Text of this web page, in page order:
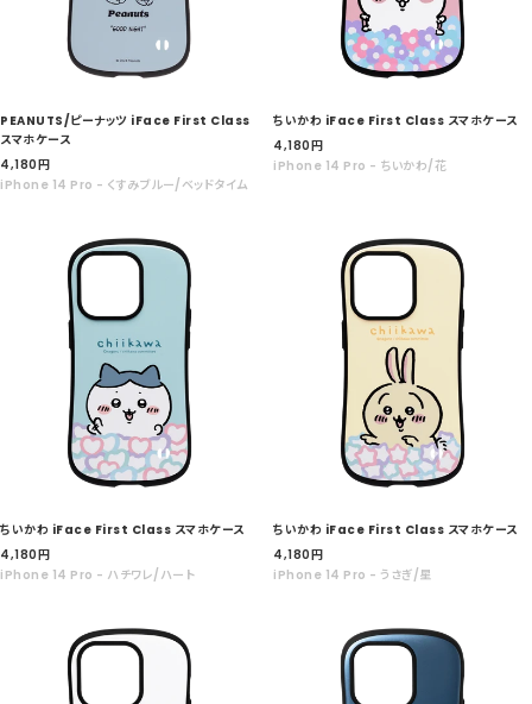
PEANUTS/ピーナッツ iFace First Class
スマホケース
セ
ー
4,180円
iPhone 14 Pro - くすみブルー/ベッドタイム
ちいかわ iFace First Class スマホケース
セ
ー
4,180円
iPhone 14 Pro - ちいかわ/花
ちいかわ iFace First Class スマホケース
セ
ー
4,180円
iPhone 14 Pro - ハチワレ/ハート
ちいかわ iFace First Class スマホケース
セ
ー
4,180円
iPhone 14 Pro - うさぎ/星